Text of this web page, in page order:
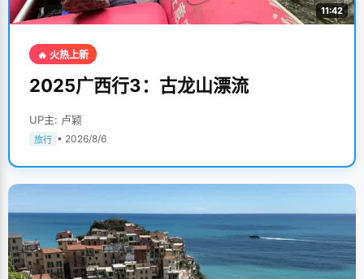
11:42
🔥 火热上新
2025广西行3：古龙山漂流
UP主: 卢颖
旅行 • 2026/8/6